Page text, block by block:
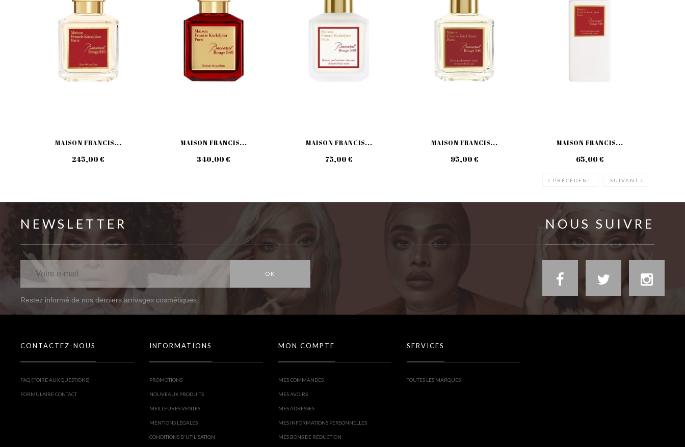
MAISON FRANCIS...
245,00 €
MAISON FRANCIS...
340,00 €
MAISON FRANCIS...
75,00 €
MAISON FRANCIS...
95,00 €
MAISON FRANCIS...
65,00 €
PRÉCÉDENT SUIVANT
NEWSLETTER
OK
Restez informé de nos derniers arrivages cosmétiques.
NOUS SUIVRE
CONTACTEZ-NOUS
FAQ (FOIRE AUX QUESTIONS)
FORMULAIRE CONTACT
INFORMATIONS
PROMOTIONS
NOUVEAUX PRODUITS
MEILLEURES VENTES
MENTIONS LÉGALES
CONDITIONS D'UTILISATION
MON COMPTE
MES COMMANDES
MES AVOIRS
MES ADRESSES
MES INFORMATIONS PERSONNELLES
MES BONS DE RÉDUCTION
SERVICES
TOUTES LES MARQUES